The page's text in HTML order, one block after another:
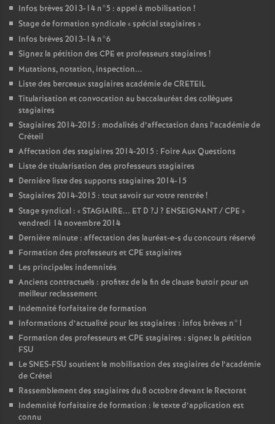
Infos brèves 2013-14 n°5 : appel à mobilisation !
Stage de formation syndicale «spécial stagiaires »
Infos brèves 2013-14 n°6
Signez la pétition des CPE et professeurs stagiaires !
Mutations, notation, inspection...
Liste des berceaux stagiaires académie deCRETEIL
Titularisation et convocation au baccalauréat des collègues
stagiaires
Stagiaires 2014-2015 : modalités d’affectation dans l’académie de
Créteil
Affectation des stagiaires 2014-2015 : Foire Aux Questions
Liste de titularisation des professeurs stagiaires
Dernière liste des supports stagiaires 2014-15
Stagiaires 2014-2015 : tout savoir sur votre rentrée!
Stage syndical : «STAGIAIRE... ET D ?J ? ENSEIGNANT/CPE »
vendredi 14 novembre 2014
Dernière minute : affectation des lauréat-e-s du concours réservé
Formation des professeurs etCPE stagiaires
Les principales indemnités
Anciens contractuels : profitez de la fin de clause butoir pour un
meilleur reclassement
Indemnité forfaitaire de formation
Informations d’actualité pour les stagiaires : infos brèves n°1
Formation des professeurs etCPE stagiaires : signez la pétition
FSU
LeSNES-FSU soutient la mobilisation des stagiaires de l’académie
de Crétei
Rassemblement des stagiaires du 8 octobre devant le Rectorat
Indemnité forfaitaire de formation : le texte d’application est
connu